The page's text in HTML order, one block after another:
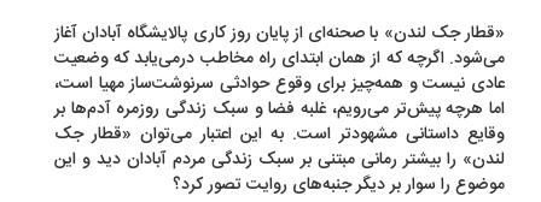
جک لندن» با صحنه‌ای از پایان روز کاری پالایشگاه آبادان آغاز
اگرچه که از همان ابتدای راه مخاطب درمی‌یابد که وضعیت
نیست و همه‌چیز برای وقوع حوادثی سرنوشت‌ساز مهیا است،
هرچه پیش‌تر می‌رویم، غلبه‌ فضا و سبک زندگی روزمره‌ آدم‌ها بر
داستانی مشهودتر است. به این اعتبار می‌توان «قطار جک
را بیشتر رمانی مبتنی بر سبک زندگی مردم آبادان دید و این
را سوار بر دیگر جنبه‌های روایت تصور کرد؟